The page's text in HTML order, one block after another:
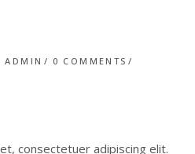
ADMIN
0 COMMENTS
consectetuer adipiscing elit.